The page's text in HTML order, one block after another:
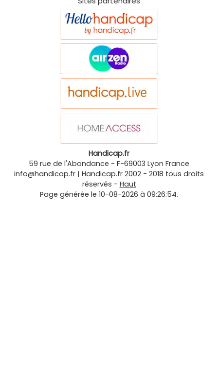
Handicap.fr
59 rue de l'Abondance - F-69003 Lyon France
info@handicap.fr | Handicap.fr 2002 - 2018 tous droits
réservés - Haut
Page générée le 10-08-2026 à 09:26:54.